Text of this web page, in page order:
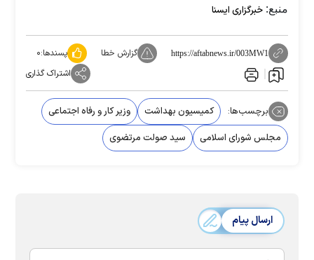
منبع: خبرگزاری ایسنا
https://aftabnews.ir/003MW1 گزارش خطا پسندها:۰
اشتراک گذاری
برچسب‌ها: کمیسیون بهداشت
وزیر کار و رفاه اجتماعی
مجلس شورای اسلامی
سید صولت مرتضوی
ارسال پیام